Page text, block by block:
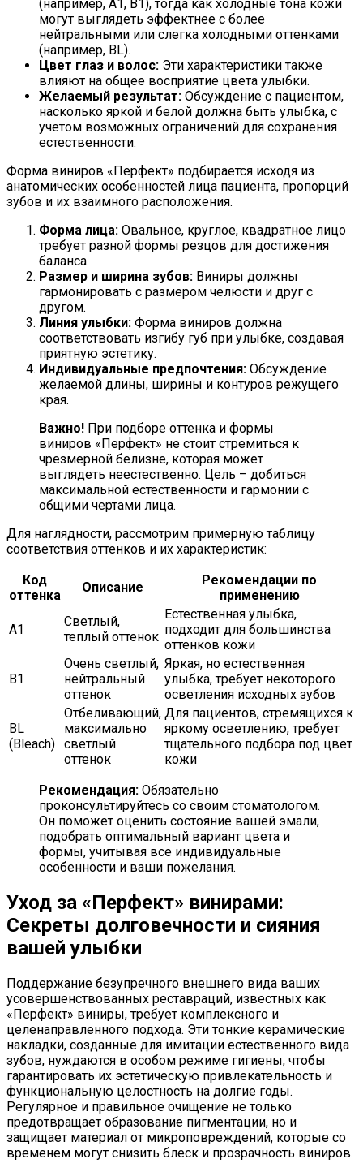
(например, A1, B1), тогда как холодные тона кожи
могут выглядеть эффектнее с более
нейтральными или слегка холодными оттенками
(например, BL).
Цвет глаз и волос: Эти характеристики также
влияют на общее восприятие цвета улыбки.
Желаемый результат: Обсуждение с пациентом,
насколько яркой и белой должна быть улыбка, с
учетом возможных ограничений для сохранения
естественности.
Форма виниров «Перфект» подбирается исходя из
анатомических особенностей лица пациента, пропорций
зубов и их взаимного расположения.
Форма лица: Овальное, круглое, квадратное лицо
требует разной формы резцов для достижения
баланса.
Размер и ширина зубов: Виниры должны
гармонировать с размером челюсти и друг с
другом.
Линия улыбки: Форма виниров должна
соответствовать изгибу губ при улыбке, создавая
приятную эстетику.
Индивидуальные предпочтения: Обсуждение
желаемой длины, ширины и контуров режущего
края.
Важно! При подборе оттенка и формы
виниров «Перфект» не стоит стремиться к
чрезмерной белизне, которая может
выглядеть неестественно. Цель – добиться
максимальной естественности и гармонии с
общими чертами лица.
Для наглядности, рассмотрим примерную таблицу
соответствия оттенков и их характеристик:
Код
оттенка
Описание
Рекомендации по
применению
A1
Светлый,
теплый оттенок
Естественная улыбка,
подходит для большинства
оттенков кожи
B1
Очень светлый,
нейтральный
оттенок
Яркая, но естественная
улыбка, требует некоторого
осветления исходных зубов
BL
(Bleach)
Отбеливающий,
максимально
светлый
оттенок
Для пациентов, стремящихся к
яркому осветлению, требует
тщательного подбора под цвет
кожи
Рекомендация: Обязательно
проконсультируйтесь со своим стоматологом.
Он поможет оценить состояние вашей эмали,
подобрать оптимальный вариант цвета и
формы, учитывая все индивидуальные
особенности и ваши пожелания.
Уход за «Перфект» винирами:
Секреты долговечности и сияния
вашей улыбки
Поддержание безупречного внешнего вида ваших
усовершенствованных реставраций, известных как
«Перфект» виниры, требует комплексного и
целенаправленного подхода. Эти тонкие керамические
накладки, созданные для имитации естественного вида
зубов, нуждаются в особом режиме гигиены, чтобы
гарантировать их эстетическую привлекательность и
функциональную целостность на долгие годы.
Регулярное и правильное очищение не только
предотвращает образование пигментации, но и
защищает материал от микроповреждений, которые со
временем могут снизить блеск и прозрачность виниров.